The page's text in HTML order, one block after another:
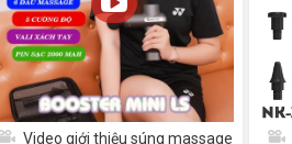
Video giới thiệu súng massage